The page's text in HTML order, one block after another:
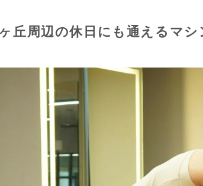
ヶ丘周辺の休日にも通えるマ